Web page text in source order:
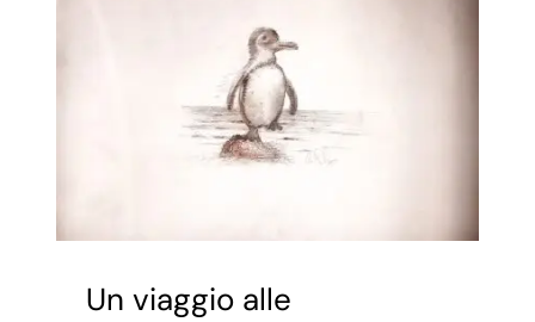
Un viaggio alle